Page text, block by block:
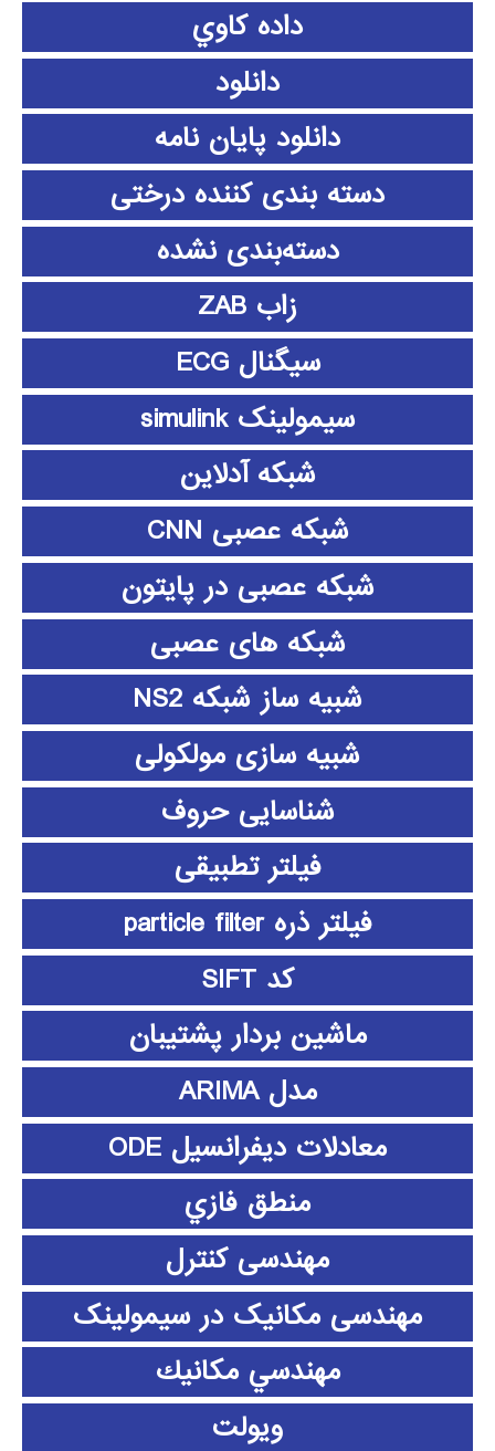
داده كاوي
دانلود
دانلود پايان نامه
دسته بندی کننده درختی
دسته‌بندی نشده
زاب ZAB
سیگنال ECG
سیمولینک simulink
شبکه آدلاین
شبکه عصبی CNN
شبکه عصبی در پایتون
شبکه های عصبی
شبیه ساز شبکه NS2
شبیه سازی مولکولی
شناسایی حروف
فیلتر تطبیقی
فیلتر ذره particle filter
کد SIFT
ماشین بردار پشتیبان
مدل ARIMA
معادلات دیفرانسیل ODE
منطق فازي
مهندسی کنترل
مهندسی مکانیک در سیمولینک
مهندسي مكانيك
ویولت